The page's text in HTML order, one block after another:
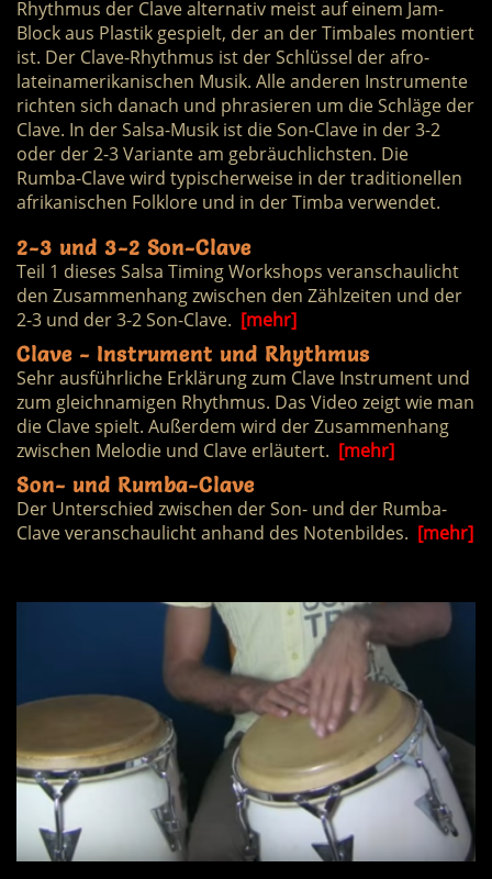
Rhythmus der Clave alternativ meist auf einem Jam-
Block aus Plastik gespielt, der an der Timbales montiert
ist. Der Clave-Rhythmus ist der Schlüssel der afro-
lateinamerikanischen Musik. Alle anderen Instrumente
richten sich danach und phrasieren um die Schläge der
Clave. In der Salsa-Musik ist die Son-Clave in der 3-2
oder der 2-3 Variante am gebräuchlichsten. Die
Rumba-Clave wird typischerweise in der traditionellen
afrikanischen Folklore und in der Timba verwendet.
2-3 und 3-2 Son-Clave
Teil 1 dieses Salsa Timing Workshops veranschaulicht
den Zusammenhang zwischen den Zählzeiten und der
2-3 und der 3-2 Son-Clave. [mehr]
Clave - Instrument und Rhythmus
Sehr ausführliche Erklärung zum Clave Instrument und
zum gleichnamigen Rhythmus. Das Video zeigt wie man
die Clave spielt. Außerdem wird der Zusammenhang
zwischen Melodie und Clave erläutert. [mehr]
Son- und Rumba-Clave
Der Unterschied zwischen der Son- und der Rumba-
Clave veranschaulicht anhand des Notenbildes. [mehr]